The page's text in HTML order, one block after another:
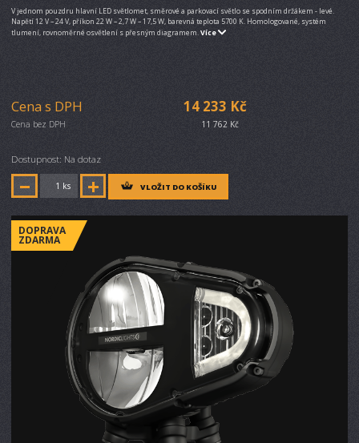
V jednom pouzdru hlavní LED světlomet, směrové a parkovací světlo se spodním držákem - levé.
Napětí 12 V – 24 V, příkon 22 W – 2,7 W – 17,5 W, barevná teplota 5700 K. Homologované, systém
tlumení, rovnoměrné osvětlení s přesným diagramem.Více
Cena s DPH 14 233 Kč
Cena bez DPH 11 762 Kč
Dostupnost: Na dotaz
ks VLOŽIT DO KOŠÍKU
DOPRAVA
ZDARMA